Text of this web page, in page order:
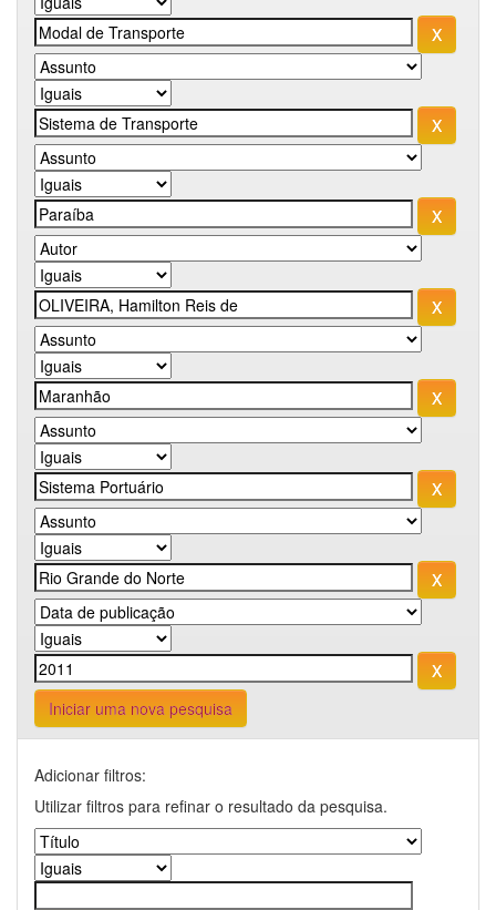
Iniciar uma nova pesquisa
Adicionar filtros:
Utilizar filtros para refinar o resultado da pesquisa.